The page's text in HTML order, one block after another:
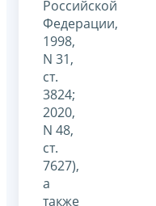
Российской
Федерации,
1998,
N 31,
ст.
3824;
2020,
N 48,
ст.
7627),
а
также